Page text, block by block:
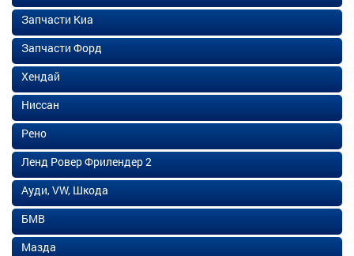
Запчасти Киа
Запчасти Форд
Хендай
Ниссан
Рено
Ленд Ровер Фрилендер 2
Ауди, VW, Шкода
БМВ
Мазда